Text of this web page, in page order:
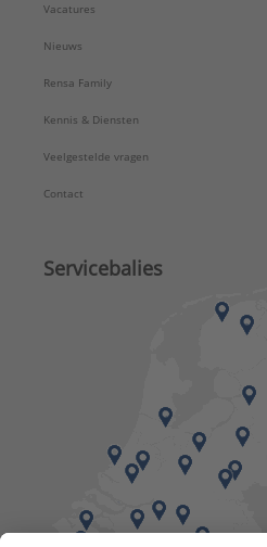
Vacatures
Nieuws
Rensa Family
Kennis & Diensten
Veelgestelde vragen
Contact
Servicebalies